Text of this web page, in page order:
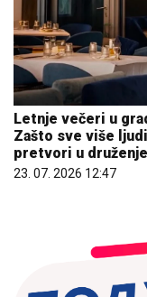
Letnje večeri u
Zašto sve više
pretvori u druženje
23. 07. 2026 12:47